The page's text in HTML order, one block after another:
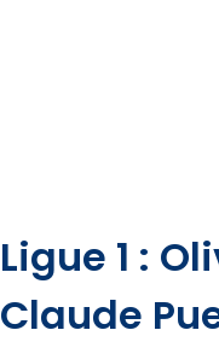
Ligue 1 :
Claude